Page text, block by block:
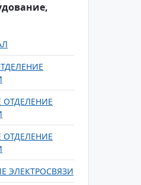
ОТДЕЛЕНИЕ
ОТДЕЛЕНИЕ
ЭЛЕКТРОСВЯЗИ